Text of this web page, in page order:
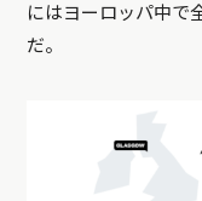
にはヨーロッパ中で
だ。